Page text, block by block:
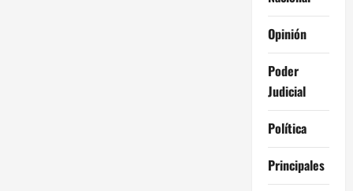
Opinión
Poder
Judicial
Política
Principales